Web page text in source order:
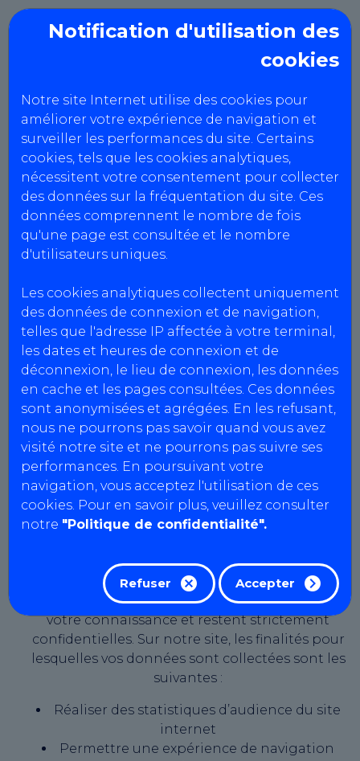
Notification d'utilisation des
cookies
Notre site Internet utilise des cookies pour
améliorer votre expérience de navigation et
surveiller les performances du site. Certains
cookies, tels que les cookies analytiques,
nécessitent votre consentement pour collecter
des données sur la fréquentation du site. Ces
données comprennent le nombre de fois
qu'une page est consultée et le nombre
d'utilisateurs uniques.
Les cookies analytiques collectent uniquement
des données de connexion et de navigation,
telles que l'adresse IP affectée à votre terminal,
les dates et heures de connexion et de
déconnexion, le lieu de connexion, les données
en cache et les pages consultées. Ces données
sont anonymisées et agrégées. En les refusant,
nous ne pourrons pas savoir quand vous avez
visité notre site et ne pourrons pas suivre ses
performances. En poursuivant votre
navigation, vous acceptez l'utilisation de ces
cookies. Pour en savoir plus, veuillez consulter
notre "Politique de confidentialité".
Refuser Accepter
CCTA du Marensin
Politique RGPD
DONNÉES PERSONNELLES
Politique de confidentialité
AutoBilan-Systems s’engage à ce que la
collecte et le traitement de vos données
conformes à la loi n° 78-17 du 6 janvier 1978
modifiée, relative à l’informatique, aux fichiers
et aux libertés (dite « Loi Informatique et
Libertés ») et du Règlement (UE) n° 2016/679 du
27 avril 2016 dit « Règlement général sur la
protection des données » (ou « RGDP »). Cette
politique décrit la manière dont AutoBilan-
Systems s’engage à collecter, utiliser et
protéger vos données personnelles.
Pourquoi vos données sont-elles
collectées ?
AutoBilan-Systems s’engage à traiter vos
ces finalités, et n’entend en aucun cas les
utiliser à d’autres fins. Vos données servent
uniquement à des fins légitimes portées à
votre connaissance et restent strictement
confidentielles. Sur notre site, les finalités pour
lesquelles vos données sont collectées sont les
suivantes :
Réaliser des statistiques d’audience du site
internet
Permettre une expérience de navigation